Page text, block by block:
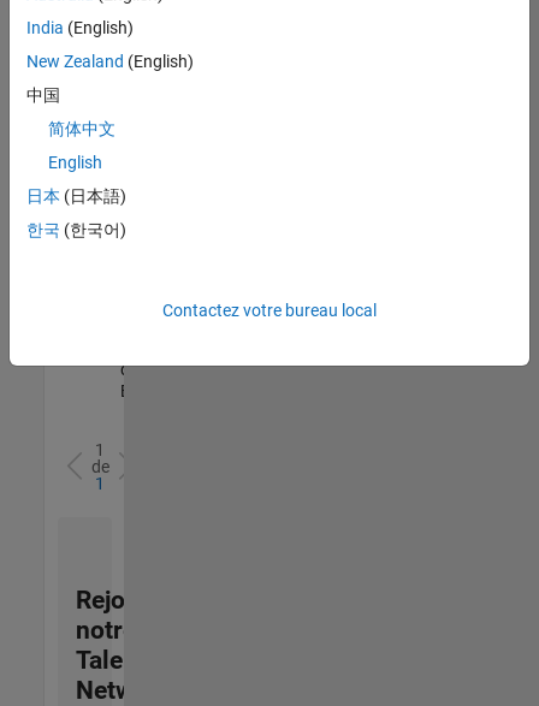
l’ensemble
des
opportunités
votre
région.
Senior Software Quality Engineer
Senior
Engineer
qualité |
Expérimenté(e)
1
de
1
Rejoignez
notre
Talent
Network
India (English)
New Zealand (English)
中国
简体中文
English
日本 (日本語)
한국 (한국어)
Contactez votre bureau local